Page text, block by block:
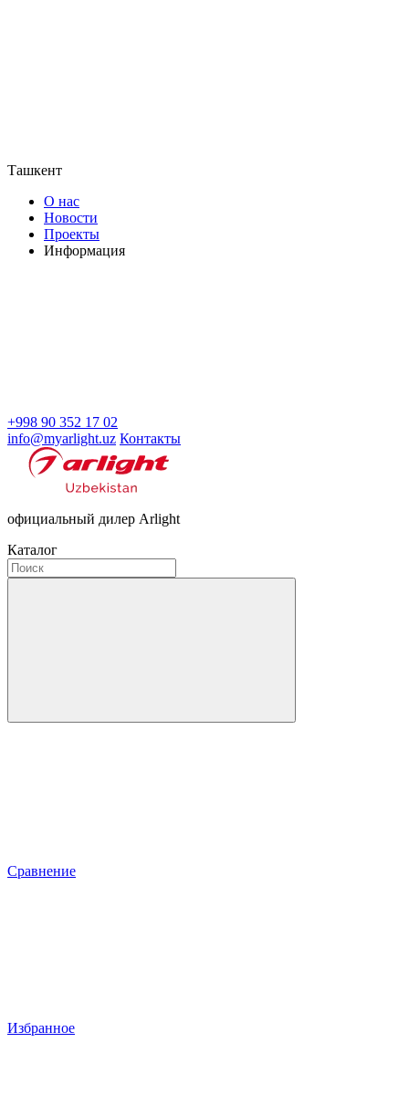
Ташкент
О нас
Новости
Проекты
Информация
+998 90 352 17 02
info@myarlight.uz Контакты
официальный дилер Arlight
Каталог
Сравнение
Избранное